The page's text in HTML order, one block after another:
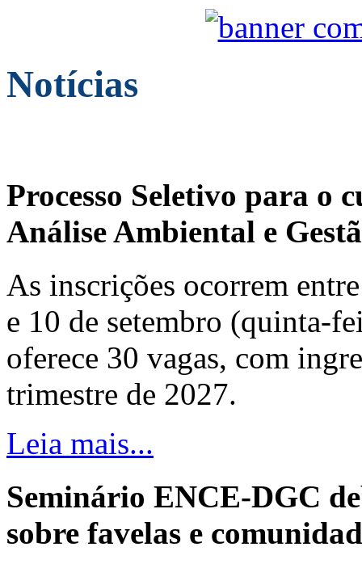
Notícias
Processo Seletivo para o
Análise Ambiental e
As inscrições ocorrem
e 10 de setembro (quinta-
oferece 30 vagas, com
trimestre de 2027.
Leia mais...
Seminário ENCE-DGC
sobre favelas e